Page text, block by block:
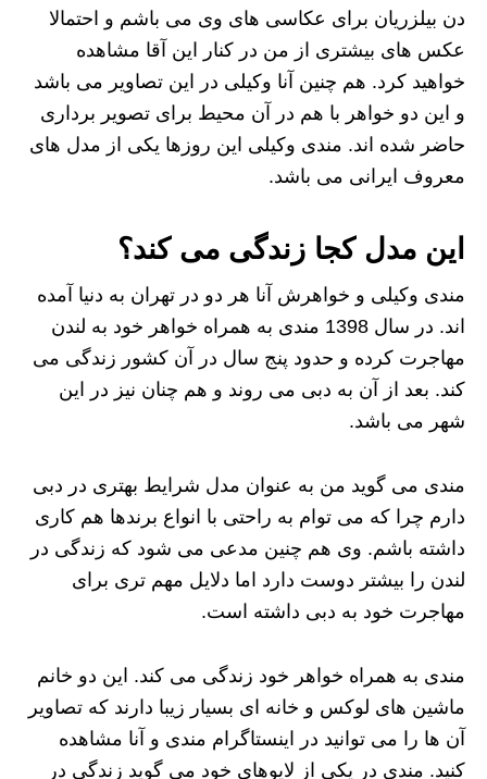
دن بیلزریان برای عکاسی های وی می باشم و احتمالا
عکس های بیشتری از من در کنار این آقا مشاهده
خواهید کرد. هم چنین آنا وکیلی در این تصاویر می باشد
و این دو خواهر با هم در آن محیط برای تصویر برداری
حاضر شده اند. مندی وکیلی این روزها یکی از مدل های
معروف ایرانی می باشد.
این مدل کجا زندگی می کند؟
مندی وکیلی و خواهرش آنا هر دو در تهران به دنیا آمده
اند. در سال 1398 مندی به همراه خواهر خود به لندن
مهاجرت کرده و حدود پنج سال در آن کشور زندگی می
کند. بعد از آن به دبی می روند و هم چنان نیز در این
شهر می باشد.
مندی می گوید من به عنوان مدل شرایط بهتری در دبی
دارم چرا که می توام به راحتی با انواع برندها هم کاری
داشته باشم. وی هم چنین مدعی می شود که زندگی در
لندن را بیشتر دوست دارد اما دلایل مهم تری برای
مهاجرت خود به دبی داشته است.
مندی به همراه خواهر خود زندگی می کند. این دو خانم
ماشین های لوکس و خانه ای بسیار زیبا دارند که تصاویر
آن ها را می توانید در اینستاگرام مندی و آنا مشاهده
کنید. مندی در یکی از لایوهای خود می گوید زندگی در